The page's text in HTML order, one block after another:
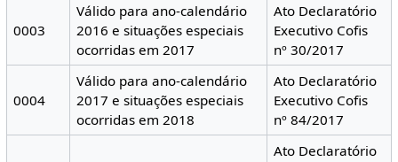
0003
Válido para ano-calendário
2016 e situações especiais
ocorridas em 2017
Ato Declaratório
Executivo Cofis
nº 30/2017
0004
Válido para ano-calendário
2017 e situações especiais
ocorridas em 2018
Ato Declaratório
Executivo Cofis
nº 84/2017
Ato Declaratório